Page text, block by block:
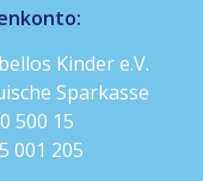
Kinder e.V.
Sparkasse
500 15
001 205